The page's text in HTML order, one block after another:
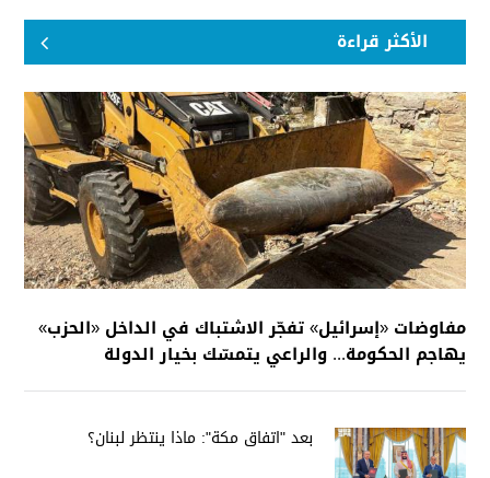
الأكثر قراءة
مفاوضات «إسرائيل» تفجّر الاشتباك في الداخل «الحزب»
يهاجم الحكومة... والراعي يتمسّك بخيار الدولة
بعد "اتفاق مكة": ماذا ينتظر لبنان؟